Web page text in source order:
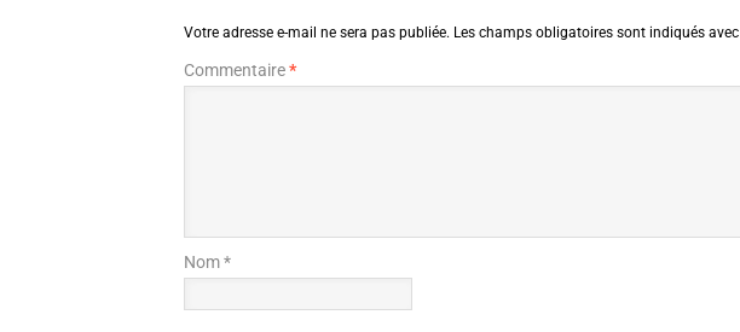
Votre adresse e-mail ne sera pas publiée. Les champs obligatoires sont indiqués avec
Commentaire*
Nom *